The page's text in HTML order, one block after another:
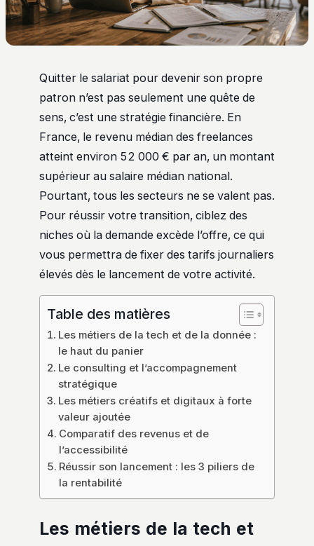
Quitter le salariat pour devenir son propre
patron n’est pas seulement une quête de
sens, c’est une stratégie financière. En
France, le revenu médian des freelances
atteint environ 52 000 € par an, un montant
supérieur au salaire médian national.
Pourtant, tous les secteurs ne se valent pas.
Pour réussir votre transition, ciblez des
niches où la demande excède l’offre, ce qui
vous permettra de fixer des tarifs journaliers
élevés dès le lancement de votre activité.
Table des matières
Les métiers de la tech et de la donnée :
le haut du panier
Le consulting et l’accompagnement
stratégique
Les métiers créatifs et digitaux à forte
valeur ajoutée
Comparatif des revenus et de
l’accessibilité
Réussir son lancement : les 3 piliers de
la rentabilité
Les métiers de la tech et